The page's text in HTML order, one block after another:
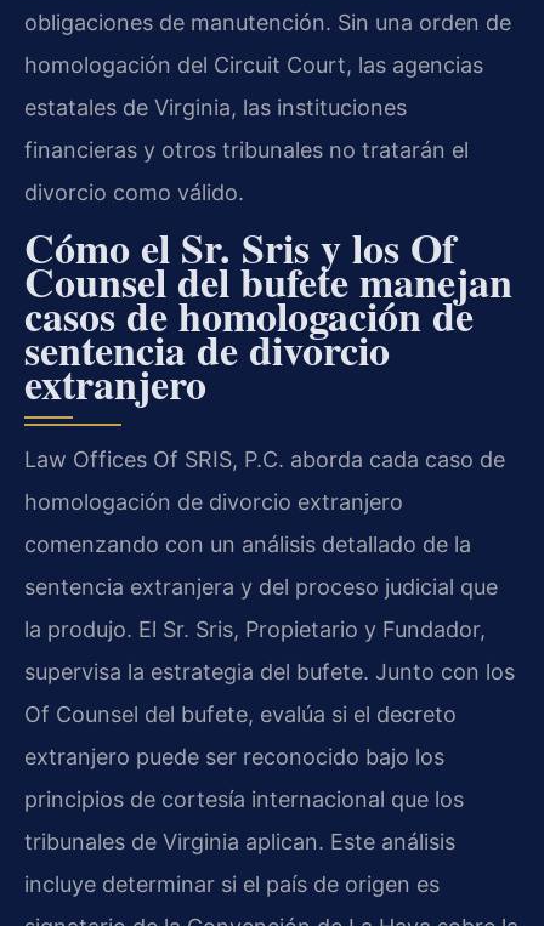
obligaciones de manutención. Sin una orden de
homologación del Circuit Court, las agencias
estatales de Virginia, las instituciones
financieras y otros tribunales no tratarán el
divorcio como válido.
Cómo el Sr. Sris y los Of
Counsel del bufete manejan
casos de homologación de
sentencia de divorcio
extranjero
Law Offices Of SRIS, P.C. aborda cada caso de
homologación de divorcio extranjero
comenzando con un análisis detallado de la
sentencia extranjera y del proceso judicial que
la produjo. El Sr. Sris, Propietario y Fundador,
supervisa la estrategia del bufete. Junto con los
Of Counsel del bufete, evalúa si el decreto
extranjero puede ser reconocido bajo los
principios de cortesía internacional que los
tribunales de Virginia aplican. Este análisis
incluye determinar si el país de origen es